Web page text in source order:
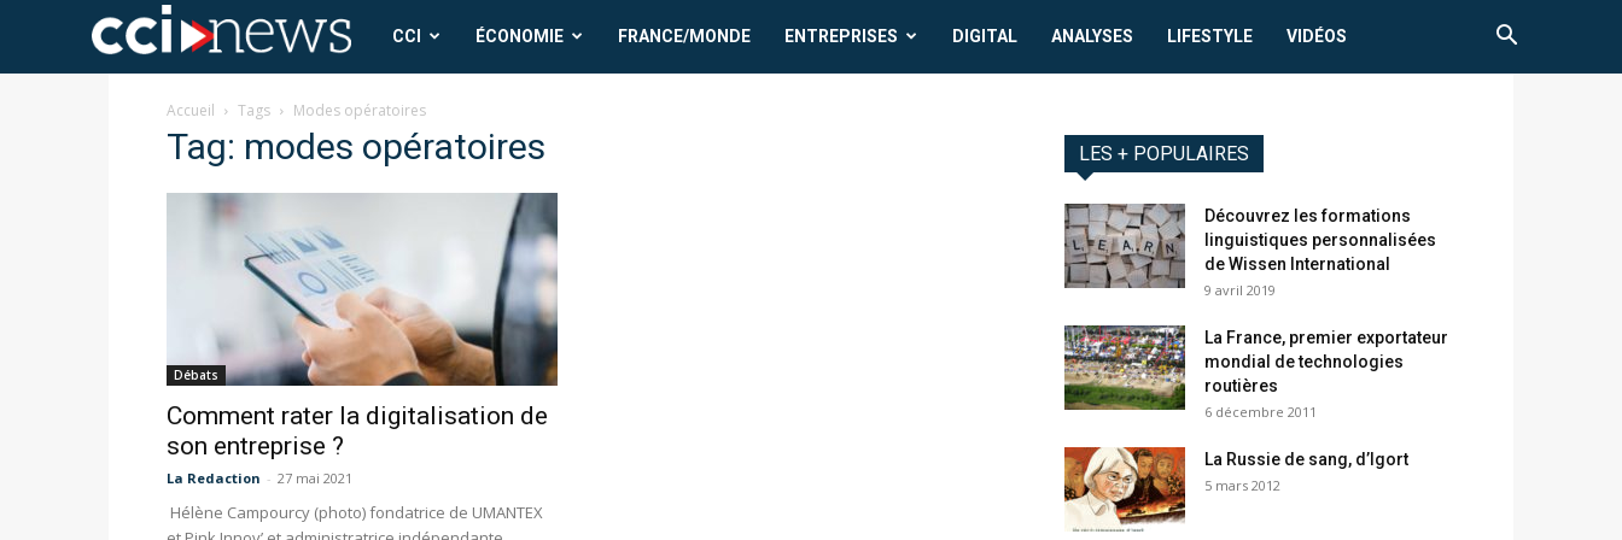
CCI
News
CCI ÉCONOMIE FRANCE/MONDE ENTREPRISES DIGITAL ANALYSES LIFESTYLE VIDÉOS
Accueil Tags Modes opératoires
Tag: modes opératoires
Débats
Comment rater la digitalisation de
son entreprise ?
La Redaction - 27 mai 2021
Hélène Campourcy (photo) fondatrice de UMANTEX
LES + POPULAIRES
Découvrez les formations
linguistiques personnalisées
de Wissen International
9 avril 2019
La France, premier exportateur
mondial de technologies
routières
6 décembre 2011
La Russie de sang, d’Igort
5 mars 2012